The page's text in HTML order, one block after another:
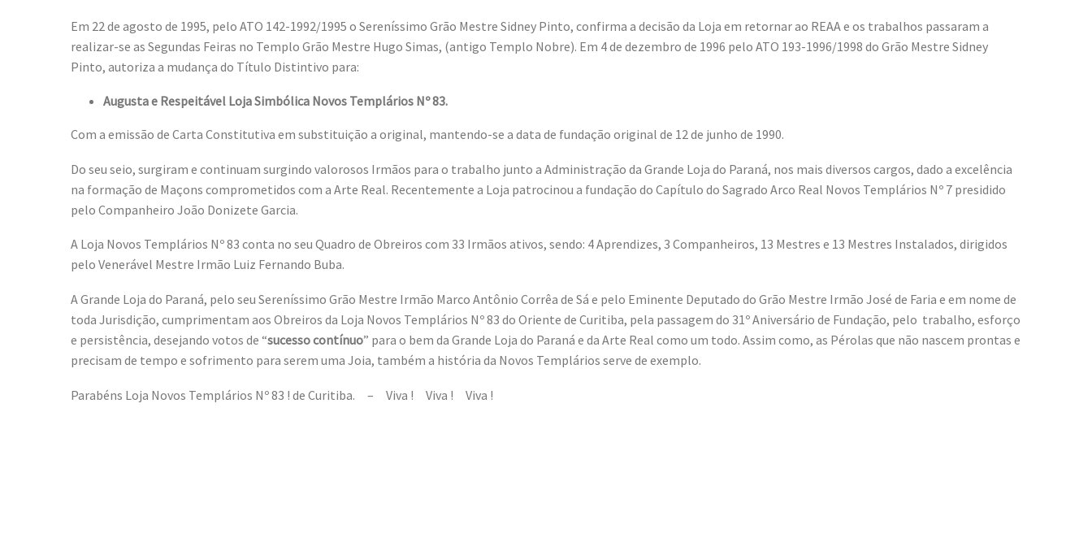
Em 22 de agosto de 1995, pelo ATO 142-1992/1995 o Sereníssimo Grão Mestre Sidney Pinto, confirma a decisão da Loja em retornar ao REAA e os trabalhos passaram a
realizar-se as Segundas Feiras no Templo Grão Mestre Hugo Simas, (antigo Templo Nobre). Em 4 de dezembro de 1996 pelo ATO 193-1996/1998 do Grão Mestre Sidney
Pinto, autoriza a mudança do Título Distintivo para:
Augusta e Respeitável Loja Simbólica Novos Templários Nº 83.
Com a emissão de Carta Constitutiva em substituição a original, mantendo-se a data de fundação original de 12 de junho de 1990.
Do seu seio, surgiram e continuam surgindo valorosos Irmãos para o trabalho junto a Administração da Grande Loja do Paraná, nos mais diversos cargos, dado a excelência
na formação de Maçons comprometidos com a Arte Real. Recentemente a Loja patrocinou a fundação do Capítulo do Sagrado Arco Real Novos Templários Nº 7 presidido
pelo Companheiro João Donizete Garcia.
A Loja Novos Templários Nº 83 conta no seu Quadro de Obreiros com 33 Irmãos ativos, sendo: 4 Aprendizes, 3 Companheiros, 13 Mestres e 13 Mestres Instalados, dirigidos
pelo Venerável Mestre Irmão Luiz Fernando Buba.
A Grande Loja do Paraná, pelo seu Sereníssimo Grão Mestre Irmão Marco Antônio Corrêa de Sá e pelo Eminente Deputado do Grão Mestre Irmão José de Faria e em nome de
toda Jurisdição, cumprimentam aos Obreiros da Loja Novos Templários Nº 83 do Oriente de Curitiba, pela passagem do 31º Aniversário de Fundação, pelo trabalho, esforço
e persistência, desejando votos de “sucesso contínuo” para o bem da Grande Loja do Paraná e da Arte Real como um todo. Assim como, as Pérolas que não nascem prontas e
precisam de tempo e sofrimento para serem uma Joia, também a história da Novos Templários serve de exemplo.
Parabéns Loja Novos Templários Nº 83 ! de Curitiba. – Viva ! Viva ! Viva !